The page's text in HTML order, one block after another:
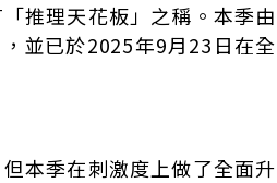
推理天花板」之稱。本季由
並已於2025年9月23日在全
本季在刺激度上做了全面升